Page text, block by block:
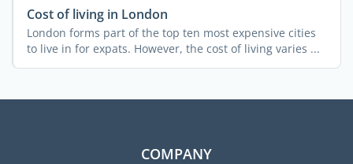
Cost of living in London
London forms part of the top ten most expensive cities
to live in for expats. However, the cost of living varies ...
COMPANY